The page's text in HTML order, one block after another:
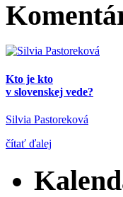
Kto je kto
v slovenskej vede?
Silvia Pastoreková
čítať ďalej